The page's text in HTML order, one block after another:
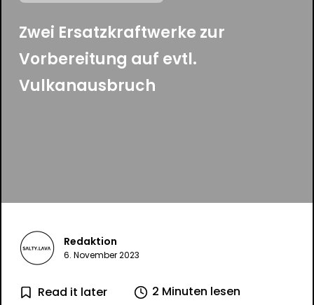
Zwei Ersatzkraftwerke zur
Vorbereitung auf evtl.
Vulkanausbruch
Redaktion
6. November 2023
Read it later 2 Minuten lesen